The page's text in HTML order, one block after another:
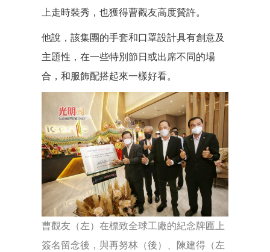
上走時裝秀，也獲得曹觀友高度贊許。
他說，該集團的手套和口罩設計具有創意及
主題性，在一些特別節日或出席不同的場
合，和服飾配搭起來一樣好看。
曹觀友（左）在標致全球工廠的紀念牌匾上
簽名留念後，與再努林（後）、陳建得（左